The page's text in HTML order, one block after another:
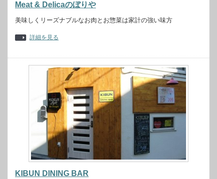
Meat & Delicaのぼりや
美味しくリーズナブルなお肉とお惣菜は家計の強い味方
詳細を見る
KIBUN DINING BAR